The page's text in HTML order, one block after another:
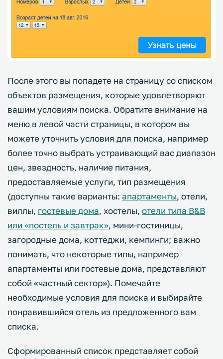
После этого вы попадете на страницу со списком
объектов размещения, которые удовлетворяют
вашим условиям поиска. Обратите внимание на
меню в левой части страницы, в котором вы
можете уточнить условия для поиска, например
более точно выбрать устраивающий вас диапазон
цен, звездность, наличие питания,
предоставляемые услуги, тип размещения
(доступны такие варианты: апартаменты, отели,
виллы, гостевые дома, хостелы, отели типа B&B
или «постель и завтрак», мини-гостиницы,
загородные дома, коттеджи, кемпинги; важно
понимать, что некоторые типы, например
апартаменты или гостевые дома, представляют
собой «частный сектор»). Помечайте
необходимые условия для поиска и выбирайте
понравившийся отель из предложенного вам
списка.
Сформированный список представляет собой